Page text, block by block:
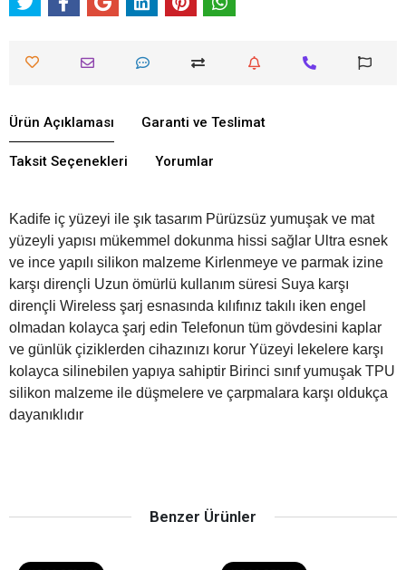
Ürün Açıklaması Garanti ve Teslimat
Taksit Seçenekleri Yorumlar
Kadife iç yüzeyi ile şık tasarım Pürüzsüz yumuşak ve mat
yüzeyli yapısı mükemmel dokunma hissi sağlar Ultra esnek
ve ince yapılı silikon malzeme Kirlenmeye ve parmak izine
karşı dirençli Uzun ömürlü kullanım süresi Suya karşı
dirençli Wireless şarj esnasında kılıfınız takılı iken engel
olmadan kolayca şarj edin ​Telefonun tüm gövdesini kaplar
ve günlük çiziklerden cihazınızı korur Yüzeyi lekelere karşı
kolayca silinebilen yapıya sahiptir Birinci sınıf yumuşak TPU
silikon malzeme ile düşmelere ve çarpmalara karşı oldukça
dayanıklıdır
Benzer Ürünler